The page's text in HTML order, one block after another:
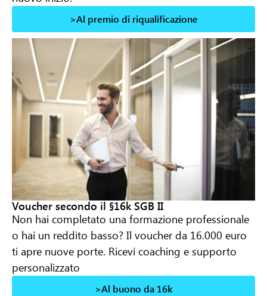
>Al premio di riqualificazione
Voucher secondo il §16k SGB II
Non hai completato una formazione professionale
o hai un reddito basso? Il voucher da 16.000 euro
ti apre nuove porte. Ricevi coaching e supporto
personalizzato
>Al buono da 16k